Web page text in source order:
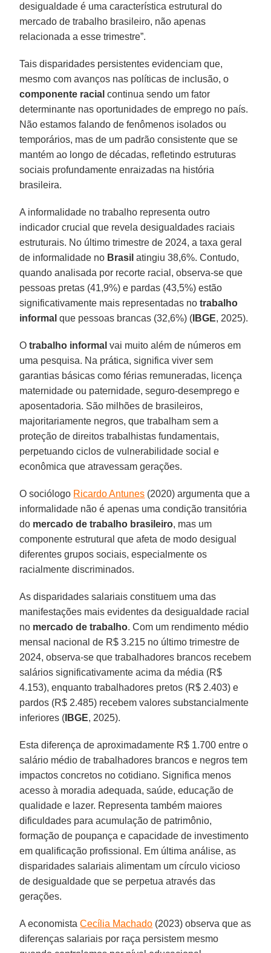
desigualdade é uma característica estrutural do
mercado de trabalho brasileiro, não apenas
relacionada a esse trimestre”.
Tais disparidades persistentes evidenciam que,
mesmo com avanços nas políticas de inclusão, o
componente racial continua sendo um fator
determinante nas oportunidades de emprego no país.
Não estamos falando de fenômenos isolados ou
temporários, mas de um padrão consistente que se
mantém ao longo de décadas, refletindo estruturas
sociais profundamente enraizadas na história
brasileira.
A informalidade no trabalho representa outro
indicador crucial que revela desigualdades raciais
estruturais. No último trimestre de 2024, a taxa geral
de informalidade no Brasil atingiu 38,6%. Contudo,
quando analisada por recorte racial, observa-se que
pessoas pretas (41,9%) e pardas (43,5%) estão
significativamente mais representadas notrabalho
informal que pessoas brancas (32,6%) ( IBGE, 2025).
O trabalho informal vai muito além de números em
uma pesquisa. Na prática, significa viver sem
garantias básicas como férias remuneradas, licença
maternidade ou paternidade, seguro-desemprego e
aposentadoria. São milhões de brasileiros,
majoritariamente negros, que trabalham sem a
proteção de direitos trabalhistas fundamentais,
perpetuando ciclos de vulnerabilidade social e
econômica que atravessam gerações.
O sociólogo Ricardo Antunes (2020) argumenta que a
informalidade não é apenas uma condição transitória
do mercado de trabalho brasileiro, mas um
componente estrutural que afeta de modo desigual
diferentes grupos sociais, especialmente os
racialmente discriminados.
As disparidades salariais constituem uma das
manifestações mais evidentes da desigualdade racial
no mercado de trabalho. Com um rendimento médio
mensal nacional de R$ 3.215 no último trimestre de
2024, observa-se que trabalhadores brancos recebem
salários significativamente acima da média (R$
4.153), enquanto trabalhadores pretos (R$ 2.403) e
pardos (R$ 2.485) recebem valores substancialmente
inferiores ( IBGE, 2025).
Esta diferença de aproximadamente R$ 1.700 entre o
salário médio de trabalhadores brancos e negros tem
impactos concretos no cotidiano. Significa menos
acesso à moradia adequada, saúde, educação de
qualidade e lazer. Representa também maiores
dificuldades para acumulação de patrimônio,
formação de poupança e capacidade de investimento
em qualificação profissional. Em última análise, as
disparidades salariais alimentam um círculo vicioso
de desigualdade que se perpetua através das
gerações.
A economistaCecília Machado (2023) observa que as
diferenças salariais por raça persistem mesmo